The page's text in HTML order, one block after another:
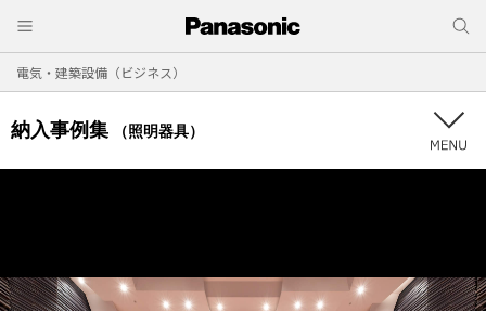
電気・建築設備（ビジネス）
納入事例集 （照明器具）